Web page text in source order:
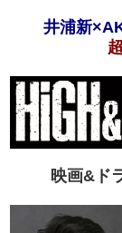
井浦新
映画&ド